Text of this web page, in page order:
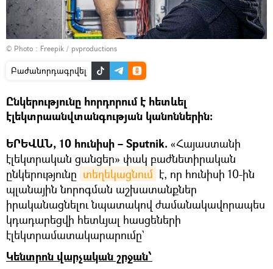
© Photo : Freepik / pvproductions
Բաժանորդագրվել
Ընկերությունը հորդորում է հետևել
էլեկտրաանվտանգության կանոններին:
ԵՐԵՎԱՆ, 10 հունիսի – Sputnik. «Հայաստանի
էլեկտրական ցանցեր» փակ բաժնետիրական
ընկերությունը տեղեկացնում է, որ հունիսի 10-ին
պլանային նորոգման աշխատանքներ
իրականացնելու նպատակով ժամանակավորապես
կդադարեցվի հետևյալ հասցեների
էլեկտրամատակարարումը`
Կենտրոն վարչական շրջան՝